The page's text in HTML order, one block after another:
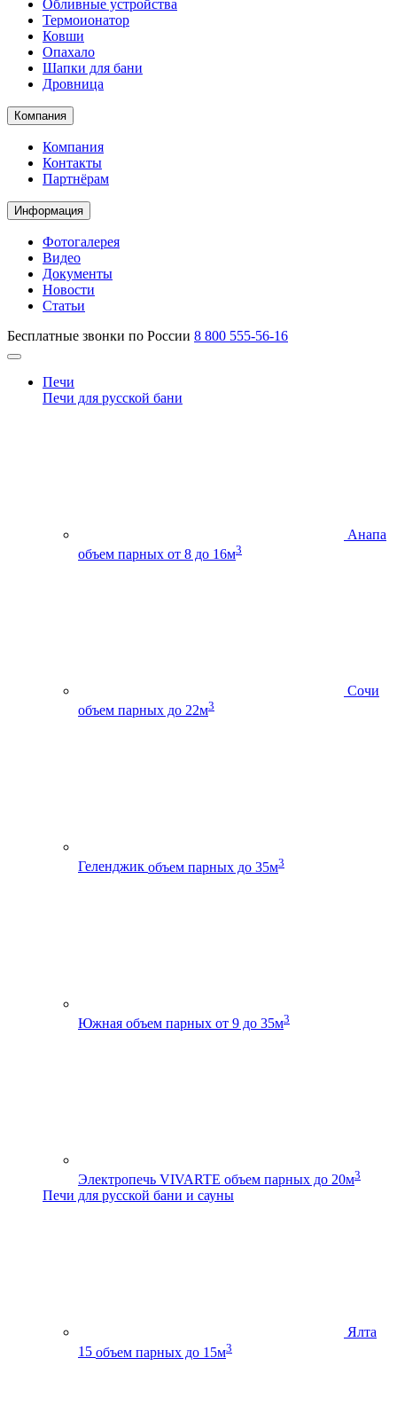
Обливные устройства
Термоионатор
Ковши
Опахало
Шапки для бани
Дровница
Компания
Компания
Контакты
Партнёрам
Информация
Фотогалерея
Видео
Документы
Новости
Статьи
Бесплатные звонки по России 8 800 555-56-16
Печи
Печи для русской бани
Анапа
объем парных от 8 до 16м3
Сочи
объем парных до 22м3
Геленджик объем парных до 35м3
Южная объем парных от 9 до 35м3
Электропечь VIVARTE объем парных до 20м3
Печи для русской бани и сауны
Ялта
15 объем парных до 15м3